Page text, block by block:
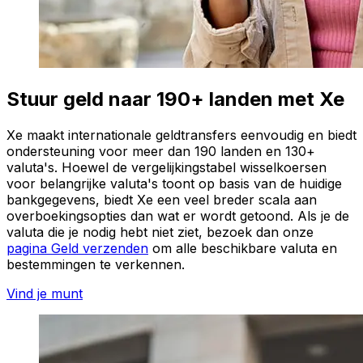
Stuur geld naar 190+ landen met Xe
Xe maakt internationale geldtransfers eenvoudig en biedt
ondersteuning voor meer dan 190 landen en 130+
valuta's. Hoewel de vergelijkingstabel wisselkoersen
voor belangrijke valuta's toont op basis van de huidige
bankgegevens, biedt Xe een veel breder scala aan
overboekingsopties dan wat er wordt getoond. Als je de
valuta die je nodig hebt niet ziet, bezoek dan onze
pagina Geld verzenden om alle beschikbare valuta en
bestemmingen te verkennen.
Vind je munt